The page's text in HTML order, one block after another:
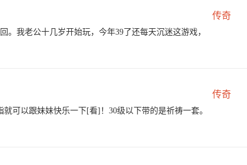
传奇
我老公十几岁开始玩，今年39了还每天沉迷这游戏，
传奇
可以跟妹妹快乐一下[看]！30级以下带的是祈祷一套。